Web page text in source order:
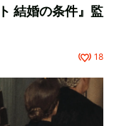
結婚の条件』監
18